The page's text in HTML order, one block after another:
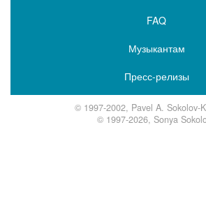
FAQ
Музыкантам
Пресс-релизы
© 1997-2002, Pavel A. Sokolov-
© 1997-2026, Sonya